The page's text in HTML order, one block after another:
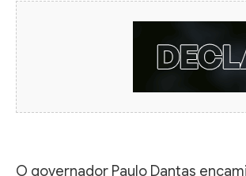
O governador Paulo Dantas